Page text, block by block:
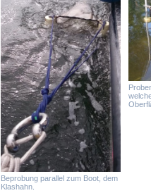
Beprobung parallel zum Boot, dem
Klashahn.